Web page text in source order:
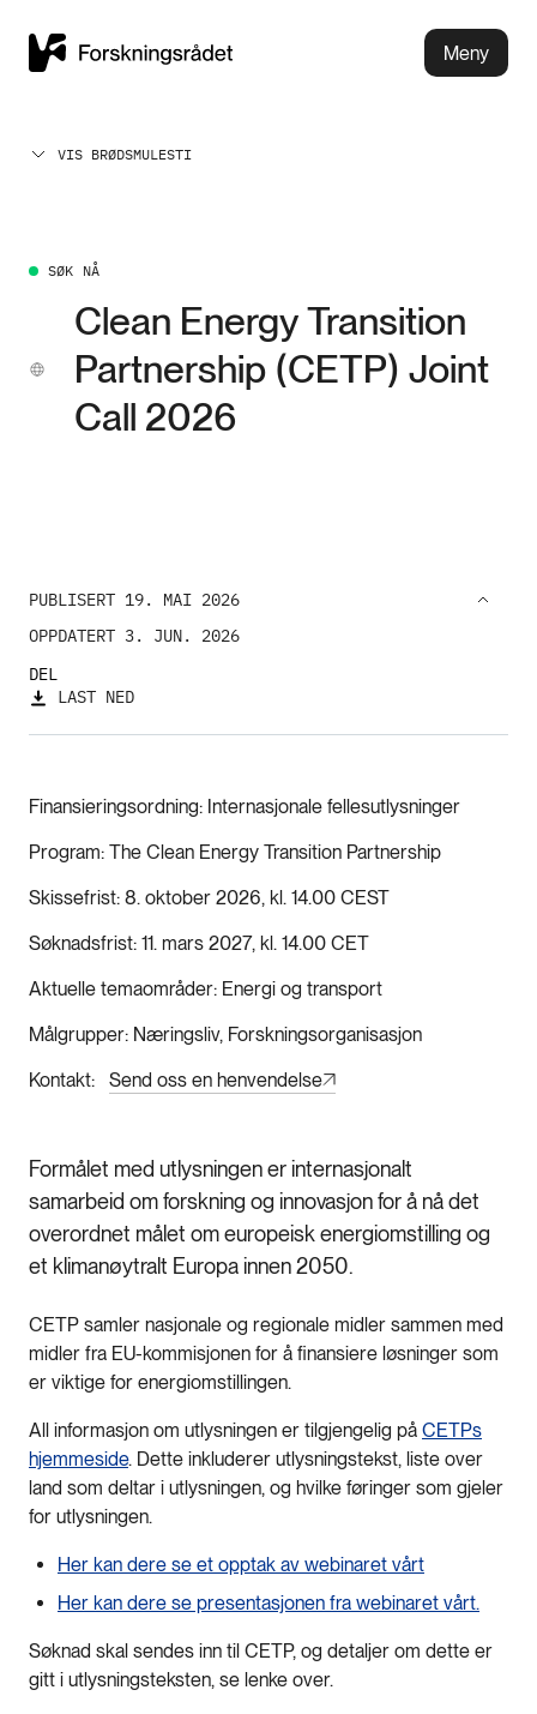
Meny
VIS BRØDSMULESTI
SØK NÅ
Clean Energy Transition
Partnership (CETP) Joint
Call 2026
PUBLISERT 19. MAI 2026
OPPDATERT 3. JUN. 2026
DEL
LAST NED
Finansieringsordning Internasjonale fellesutlysninger
Program The Clean Energy Transition Partnership
Skissefrist 8. oktober 2026, kl. 14.00 CEST
Søknadsfrist 11. mars 2027, kl. 14.00 CET
Aktuelle temaområder Energi og transport
Målgrupper Næringsliv, Forskningsorganisasjon
Kontakt
Send oss en henvendelse
Formålet med utlysningen er internasjonalt
samarbeid om forskning og innovasjon for å nå det
overordnet målet om europeisk energiomstilling og
et klimanøytralt Europa innen 2050.
CETP samler nasjonale og regionale midler sammen med
midler fra EU-kommisjonen for å finansiere løsninger som
er viktige for energiomstillingen.
All informasjon om utlysningen er tilgjengelig på CETPs
hjemmeside. Dette inkluderer utlysningstekst, liste over
land som deltar i utlysningen, og hvilke føringer som gjeler
for utlysningen.
Her kan dere se et opptak av webinaret vårt
Her kan dere se presentasjonen fra webinaret vårt.
Søknad skal sendes inn til CETP, og detaljer om dette er
gitt i utlysningsteksten, se lenke over.